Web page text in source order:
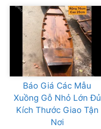
Báo Giá Các Mẫu
Xuồng Gỗ Nhỏ Lớn Đủ
Kích Thước Giao Tận
Nơi